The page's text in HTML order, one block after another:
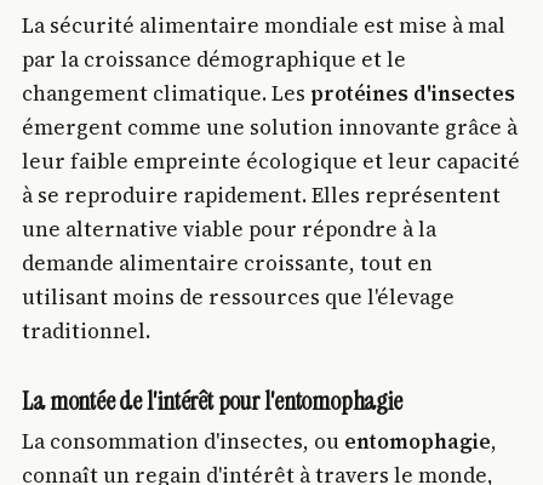
La sécurité alimentaire mondiale est mise à mal
par la croissance démographique et le
changement climatique. Les protéines d'insectes
émergent comme une solution innovante grâce à
leur faible empreinte écologique et leur capacité
à se reproduire rapidement. Elles représentent
une alternative viable pour répondre à la
demande alimentaire croissante, tout en
utilisant moins de ressources que l'élevage
traditionnel.
La montée de l'intérêt pour l'entomophagie
La consommation d'insectes, ou entomophagie,
connaît un regain d'intérêt à travers le monde,